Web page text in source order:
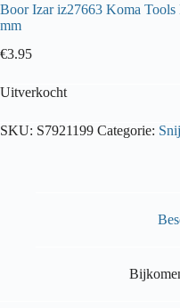
Boor Izar iz27663 Koma
mm
€3.95
Uitverkocht
SKU: S7921199 Categorie: